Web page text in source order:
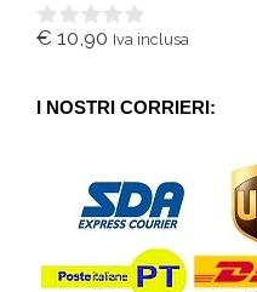
0
5
€ 10,90 Iva inclusa
I NOSTRI CORRIERI: